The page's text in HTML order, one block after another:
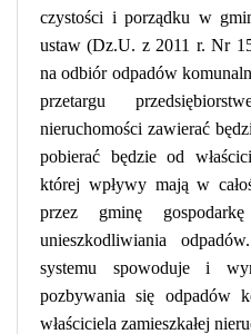
czystości i porządku w
ustaw (Dz.U. z 2011 r. Nr
na odbiór odpadów
przetargu
nieruchomości zawierać
pobierać będzie od
której wpływy mają w
przez gminę
unieszkodliwiania
systemu spowoduje i
pozbywania się odpadów
właściciela zamieszkałej